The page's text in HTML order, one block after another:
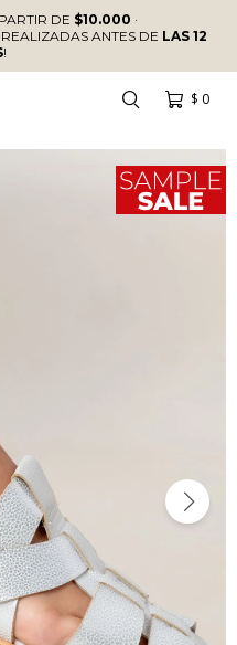
DE $10.000 ·
ANTES DE LAS 12
!
$ 0